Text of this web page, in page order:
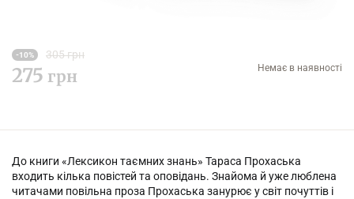
-10% 305 грн
275 грн Немає в наявності
До книги «Лексикон таємних знань» Тараса Прохаська
входить кілька повістей та оповідань. Знайома й уже люблена
читачами повільна проза Прохаська занурює у світ почуттів і